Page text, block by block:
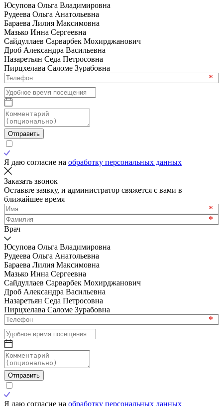
Юсупова Ольга Владимировна
Рудеева Ольга Анатольевна
Бараева Лилия Максимовна
Мазько Инна Сергеевна
Сайдуллаев Сарварбек Мохирджанович
Дроб Александра Васильевна
Назаретьян Седа Петросовна
Пирцхелава Саломе Зурабовна
*
Отправить
Я даю согласие на обработку персональных данных
Заказать звонок
Оставьте заявку, и администратор свяжется с вами в
ближайшее время
*
*
Врач
Юсупова Ольга Владимировна
Рудеева Ольга Анатольевна
Бараева Лилия Максимовна
Мазько Инна Сергеевна
Сайдуллаев Сарварбек Мохирджанович
Дроб Александра Васильевна
Назаретьян Седа Петросовна
Пирцхелава Саломе Зурабовна
*
Отправить
Я даю согласие на обработку персональных данных